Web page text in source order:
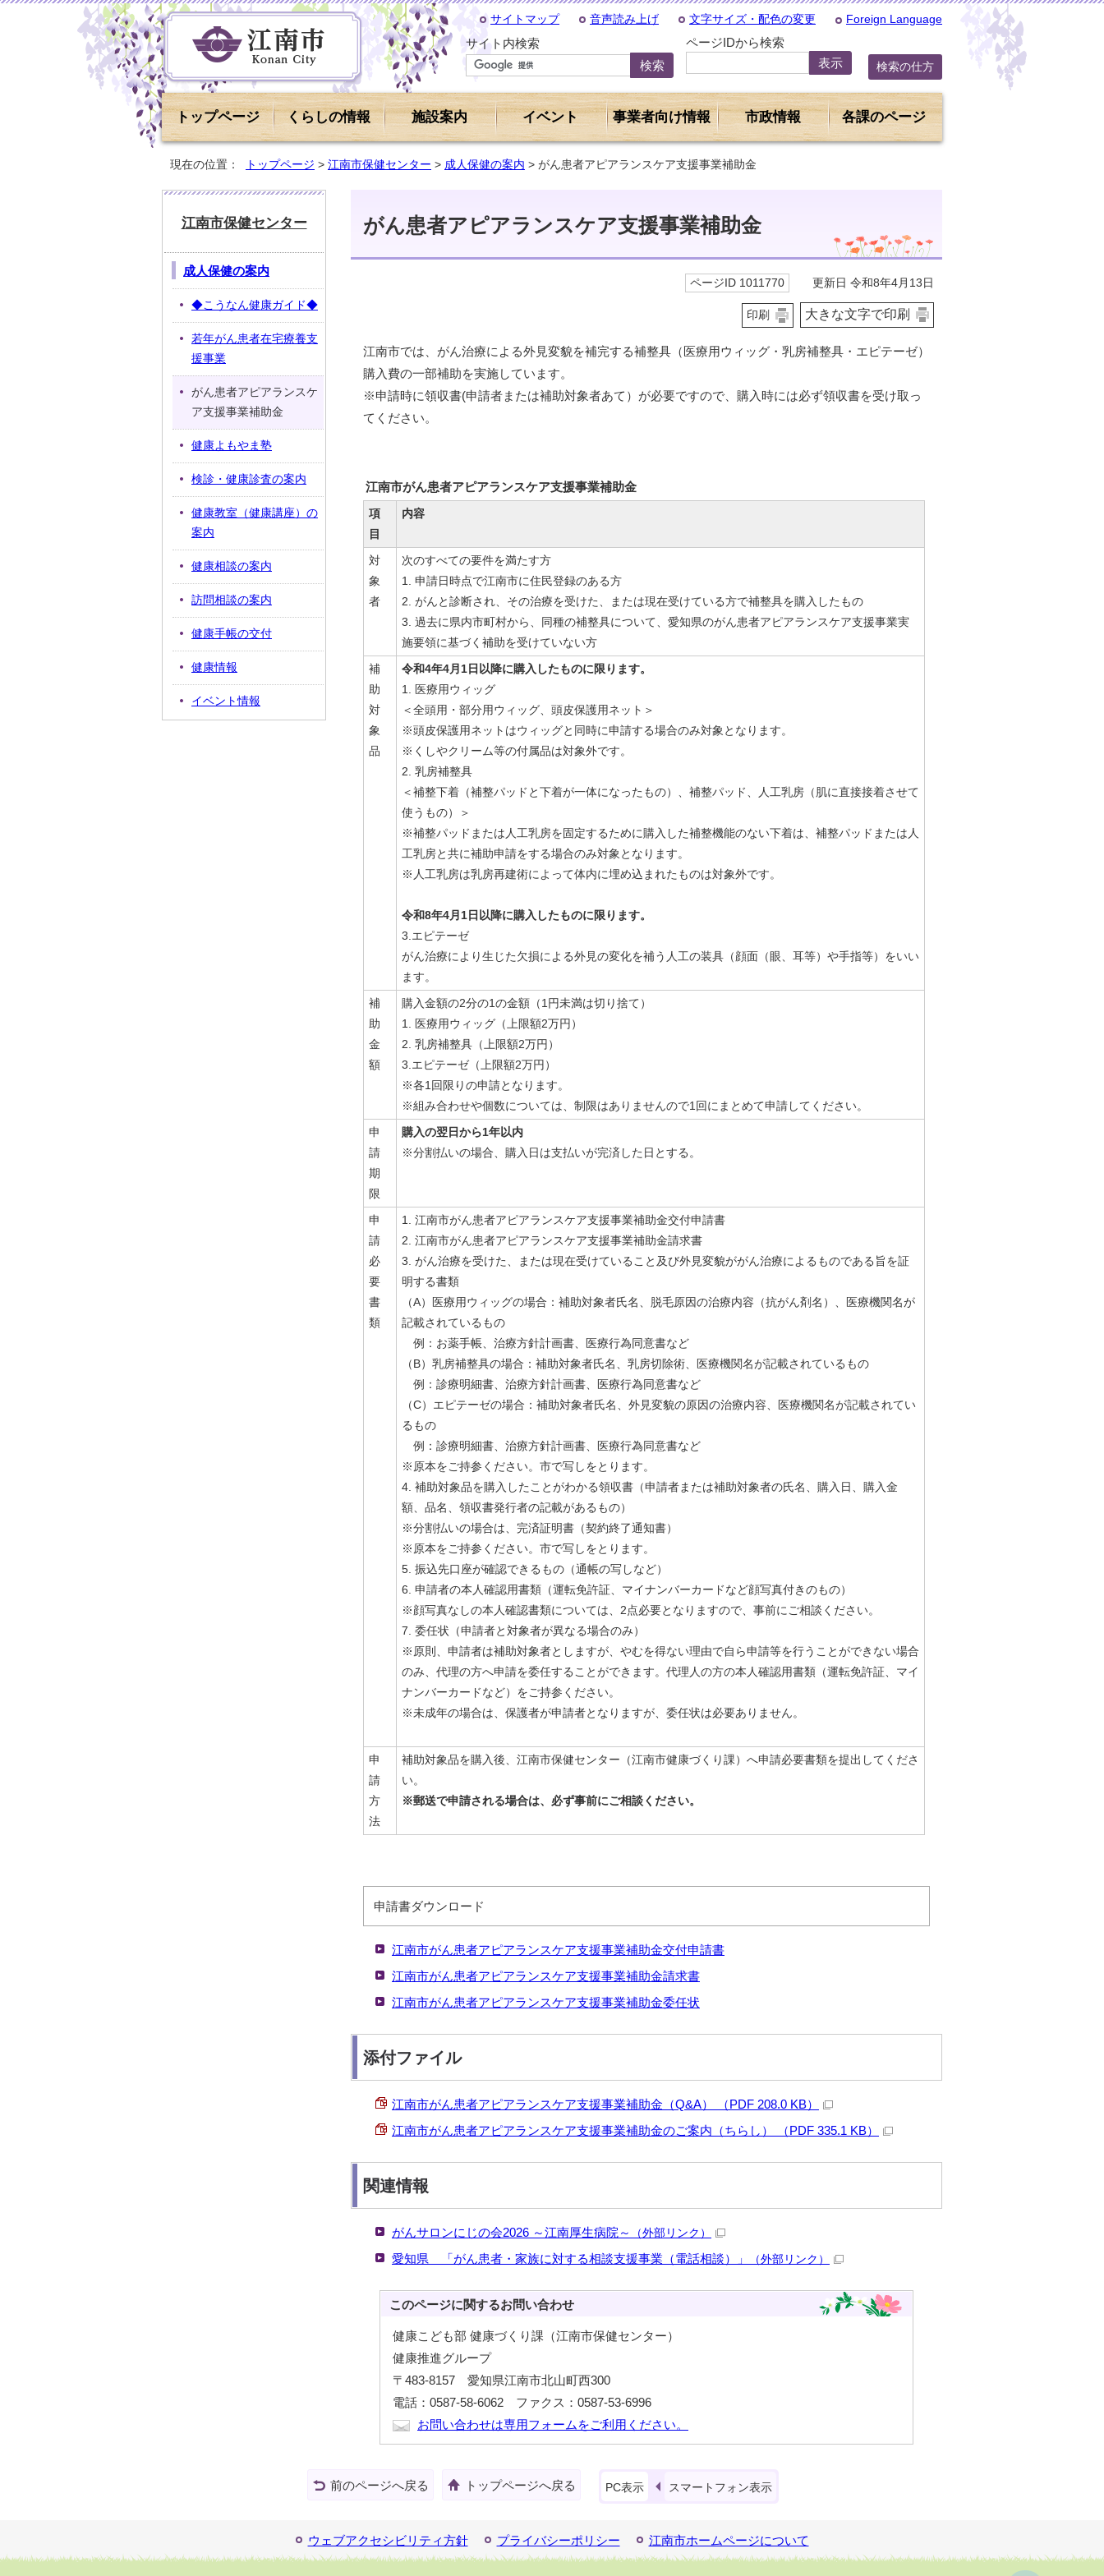
サイトマップ 音声読み上げ 文字サイズ・配色の変更 Foreign Language
サイト内検索 ページIDから検索
検索の仕方
トップページ くらしの情報 施設案内 イベント 事業者向け情報 市政情報 各課のページ
現在の位置： トップページ > 江南市保健センター > 成人保健の案内 > がん患者アピアランスケア支援事業補助金
がん患者アピアランスケア支援事業補助金
ページID 1011770 更新日 令和8年4月13日
印刷 大きな文字で印刷
江南市では、がん治療による外見変貌を補完する補整具（医療用ウィッグ・乳房補整具・エピテーゼ）
購入費の一部補助を実施しています。
※申請時に領収書(申請者または補助対象者あて）が必要ですので、購入時には必ず領収書を受け取っ
てください。
江南市がん患者アピアランスケア支援事業補助金
項
目
内容
対
象
者
次のすべての要件を満たす方
1. 申請日時点で江南市に住民登録のある方
2. がんと診断され、その治療を受けた、または現在受けている方で補整具を購入したもの
3. 過去に県内市町村から、同種の補整具について、愛知県のがん患者アピアランスケア支援事業実
施要領に基づく補助を受けていない方
補
助
対
象
品
令和4年4月1日以降に購入したものに限ります。
1. 医療用ウィッグ
＜全頭用・部分用ウィッグ、頭皮保護用ネット＞
※頭皮保護用ネットはウィッグと同時に申請する場合のみ対象となります。
※くしやクリーム等の付属品は対象外です。
2. 乳房補整具
＜補整下着（補整パッドと下着が一体になったもの）、補整パッド、人工乳房（肌に直接接着させて
使うもの）＞
※補整パッドまたは人工乳房を固定するために購入した補整機能のない下着は、補整パッドまたは人
工乳房と共に補助申請をする場合のみ対象となります。
※人工乳房は乳房再建術によって体内に埋め込まれたものは対象外です。
令和8年4月1日以降に購入したものに限ります。
3.エピテーゼ
がん治療により生じた欠損による外見の変化を補う人工の装具（顔面（眼、耳等）や手指等）をいい
ます。
補
助
金
額
購入金額の2分の1の金額（1円未満は切り捨て）
1. 医療用ウィッグ（上限額2万円）
2. 乳房補整具（上限額2万円）
3.エピテーゼ（上限額2万円）
※各1回限りの申請となります。
※組み合わせや個数については、制限はありませんので1回にまとめて申請してください。
申
請
期
限
購入の翌日から1年以内
※分割払いの場合、購入日は支払いが完済した日とする。
申
請
必
要
書
類
1. 江南市がん患者アピアランスケア支援事業補助金交付申請書
2. 江南市がん患者アピアランスケア支援事業補助金請求書
3. がん治療を受けた、または現在受けていること及び外見変貌ががん治療によるものである旨を証
明する書類
（A）医療用ウィッグの場合：補助対象者氏名、脱毛原因の治療内容（抗がん剤名）、医療機関名が
記載されているもの
例：お薬手帳、治療方針計画書、医療行為同意書など
（B）乳房補整具の場合：補助対象者氏名、乳房切除術、医療機関名が記載されているもの
例：診療明細書、治療方針計画書、医療行為同意書など
（C）エピテーゼの場合：補助対象者氏名、外見変貌の原因の治療内容、医療機関名が記載されてい
るもの
例：診療明細書、治療方針計画書、医療行為同意書など
※原本をご持参ください。市で写しをとります。
4. 補助対象品を購入したことがわかる領収書（申請者または補助対象者の氏名、購入日、購入金
額、品名、領収書発行者の記載があるもの）
※分割払いの場合は、完済証明書（契約終了通知書）
※原本をご持参ください。市で写しをとります。
5. 振込先口座が確認できるもの（通帳の写しなど）
6. 申請者の本人確認用書類（運転免許証、マイナンバーカードなど顔写真付きのもの）
※顔写真なしの本人確認書類については、2点必要となりますので、事前にご相談ください。
7. 委任状（申請者と対象者が異なる場合のみ）
※原則、申請者は補助対象者としますが、やむを得ない理由で自ら申請等を行うことができない場合
のみ、代理の方へ申請を委任することができます。代理人の方の本人確認用書類（運転免許証、マイ
ナンバーカードなど）をご持参ください。
※未成年の場合は、保護者が申請者となりますが、委任状は必要ありません。
申
請
方
法
補助対象品を購入後、江南市保健センター（江南市健康づくり課）へ申請必要書類を提出してくださ
い。
※郵送で申請される場合は、必ず事前にご相談ください。
申請書ダウンロード
江南市がん患者アピアランスケア支援事業補助金交付申請書
江南市がん患者アピアランスケア支援事業補助金請求書
江南市がん患者アピアランスケア支援事業補助金委任状
添付ファイル
江南市がん患者アピアランスケア支援事業補助金（Q&A） （PDF 208.0 KB）
江南市がん患者アピアランスケア支援事業補助金のご案内（ちらし） （PDF 335.1 KB）
関連情報
がんサロンにじの会2026 ～江南厚生病院～ （外部リンク）
愛知県 「がん患者・家族に対する相談支援事業（電話相談）」 （外部リンク）
このページに関するお問い合わせ
健康こども部 健康づくり課（江南市保健センター）
健康推進グループ
〒483-8157 愛知県江南市北山町西300
電話：0587-58-6062 ファクス：0587-53-6996
お問い合わせは専用フォームをご利用ください。
江南市保健センター
成人保健の案内
◆こうなん健康ガイド◆
若年がん患者在宅療養支
援事業
がん患者アピアランスケ
ア支援事業補助金
健康よもやま塾
検診・健康診査の案内
健康教室（健康講座）の
案内
健康相談の案内
訪問相談の案内
健康手帳の交付
健康情報
イベント情報
前のページへ戻る トップページへ戻る PC表示 スマートフォン表示
ウェブアクセシビリティ方針 プライバシーポリシー 江南市ホームページについて